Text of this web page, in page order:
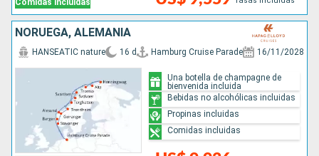
Comidas incluidas
NORUEGA, ALEMANIA
HANSEATIC nature 16 d Hamburg Cruise Parade 16/11/2028
Una botella de champagne de
bienvenida incluida
Bebidas no alcohólicas incluidas
Propinas incluidas
Comidas incluidas